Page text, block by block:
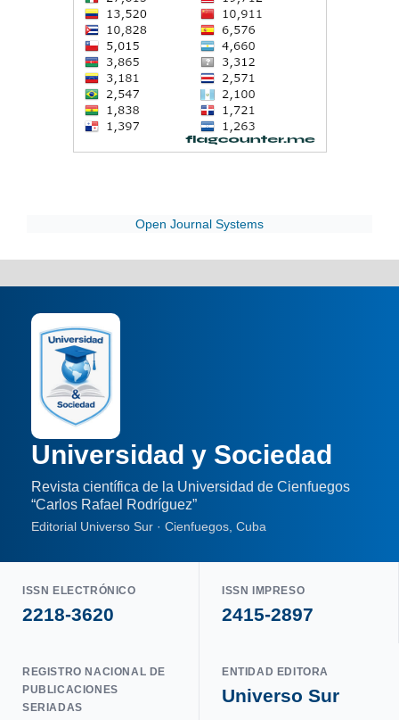
Open Journal Systems
Universidad y Sociedad
Revista científica de la Universidad de Cienfuegos
“Carlos Rafael Rodríguez”
Editorial Universo Sur · Cienfuegos, Cuba
ISSN ELECTRÓNICO
2218-3620
ISSN IMPRESO
2415-2897
REGISTRO NACIONAL DE
PUBLICACIONES
SERIADAS
ENTIDAD EDITORA
Universo Sur